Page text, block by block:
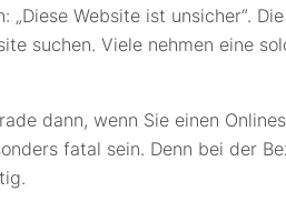
Website ist unsicher“.
suchen. Viele nehmen eine
dann, wenn Sie einen
fatal sein. Denn bei der